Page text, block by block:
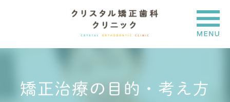
矯正治療の目的・考え方